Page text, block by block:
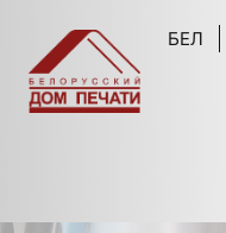
БЕЛ